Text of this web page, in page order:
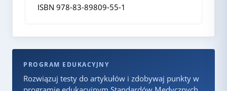
ISBN 978-83-89809-55-1
PROGRAM EDUKACYJNY
Rozwiązuj testy do artykułów i zdobywaj punkty w